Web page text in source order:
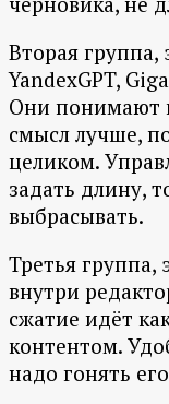
Вторая
YandexGPT,
Они понимают
смысл лучше,
целиком.
задать длину,
выбрасывать.
Третья
внутри
сжатие идёт
контентом.
надо гонять